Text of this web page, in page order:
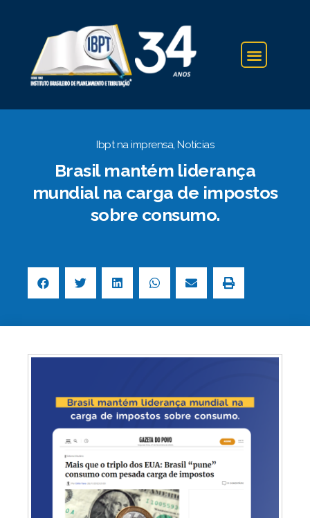
Ibpt na imprensa, Notícias
Brasil mantém liderança
mundial na carga de impostos
sobre consumo.